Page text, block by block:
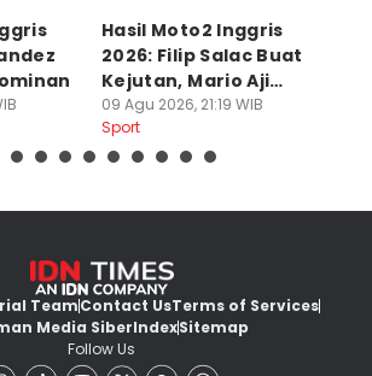
Hasil Moto2 Inggris
2026: Filip Salac Buat
Kejutan, Mario Aji
Tercecer
09 Agu 2026, 21:19 WIB
Sport
TeamContact UsTerms of Services
Media SiberIndexSitemap
Follow Us